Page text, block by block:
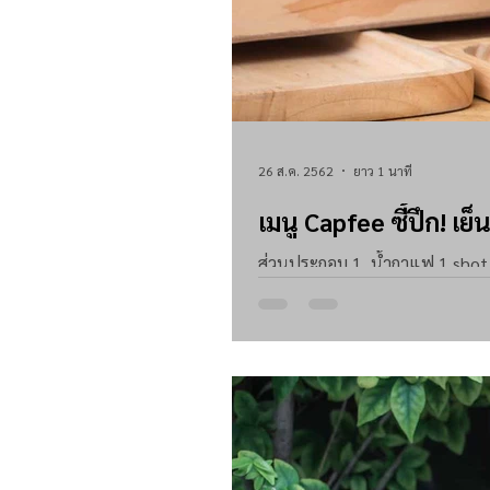
เมนู Capfee ซี้ปึก! เย็น
ส่วนประกอบ 1. น้ำกาแฟ 1 shot หรือ 30 ml. 2. นมสดร้อน 150 มล. 3. น้ำตาลปึก 25 กรัม หรือ 5 ช้อนชา
26 ส.ค. 2562 ยาว 1 นาที